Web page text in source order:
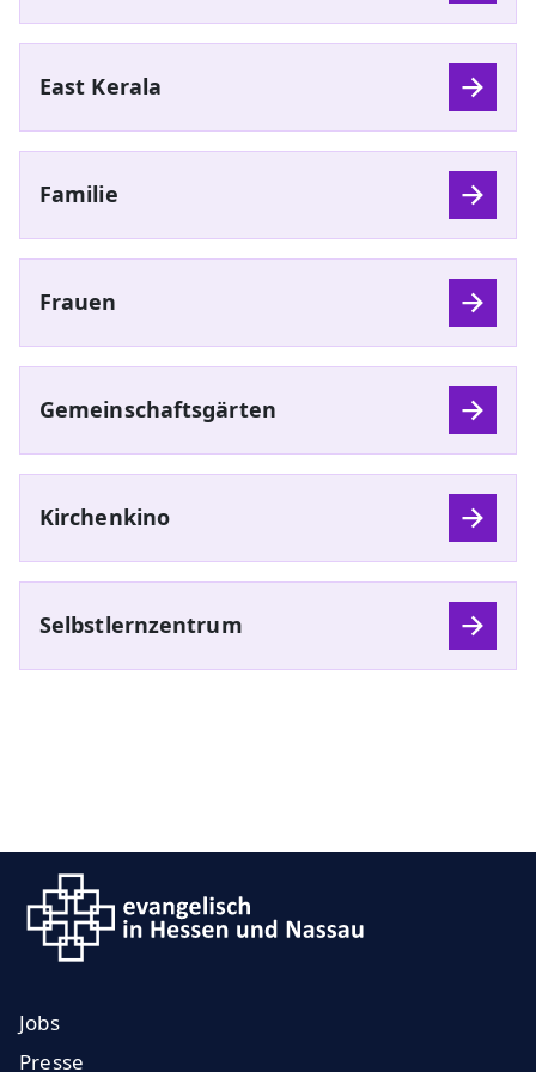
East Kerala
Familie
Frauen
Gemeinschaftsgärten
Kirchenkino
Selbstlernzentrum
Jobs
Presse